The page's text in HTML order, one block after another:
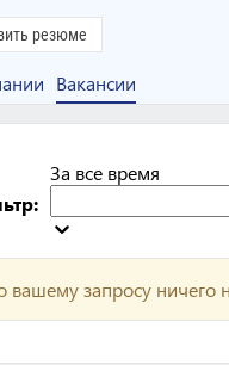
резюме
Вакансии
За все время
вашему запросу ничего